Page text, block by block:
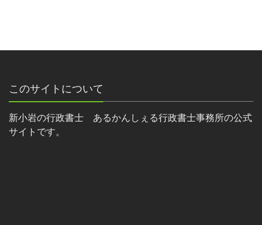
このサイトについて
新小岩の行政書士 あるかんしぇる行政書士事務所の公式
サイトです。